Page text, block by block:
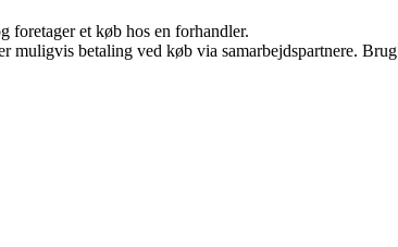
et køb hos en forhandler.
betaling ved køb via samarbejdspartnere.